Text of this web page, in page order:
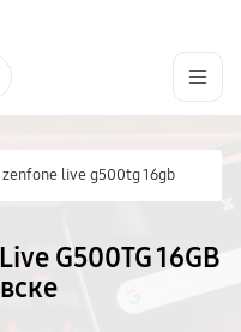
zenfone live g500tg 16gb
G500TG 16GB